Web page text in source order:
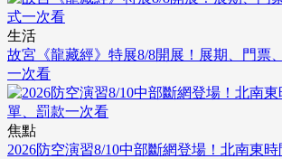
生活
故宮《龍藏經》特展8/8開展！展期、門票
一次看
焦點
2026防空演習8/10中部斷網登場！北南東時